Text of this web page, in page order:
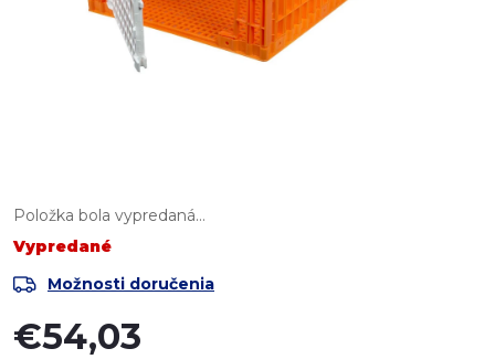
Položka bola vypredaná…
Vypredané
Možnosti doručenia
€54,03